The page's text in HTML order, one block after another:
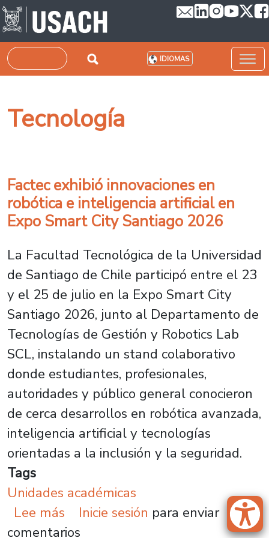
Pasar al contenido principal
Buscar IDIOMAS
Tecnología
Factec exhibió innovaciones en
robótica e inteligencia artificial en
Expo Smart City Santiago 2026
La Facultad Tecnológica de la Universidad
de Santiago de Chile participó entre el 23
y el 25 de julio en la Expo Smart City
Santiago 2026, junto al Departamento de
Tecnologías de Gestión y Robotics Lab
SCL, instalando un stand colaborativo
donde estudiantes, profesionales,
autoridades y público general conocieron
de cerca desarrollos en robótica avanzada,
inteligencia artificial y tecnologías
orientadas a la inclusión y la seguridad.
Tags
Unidades académicas
Lee más sobre Factec exhibió
Inicie sesión para enviar
comentarios